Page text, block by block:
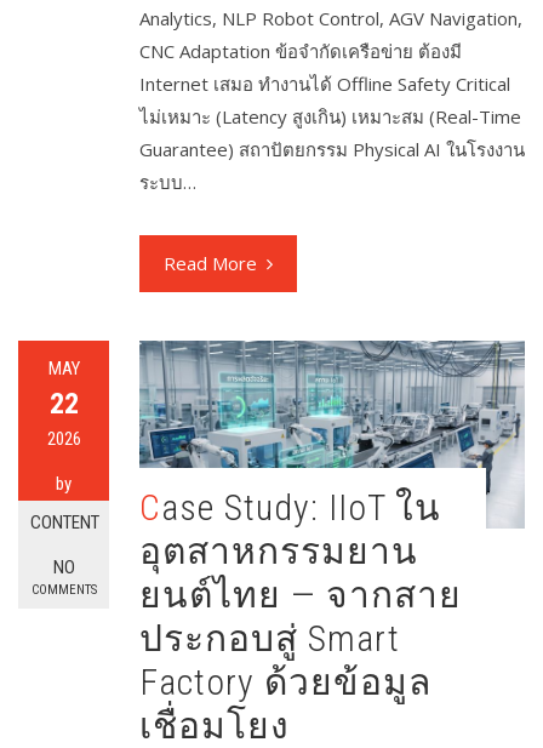
Analytics, NLP Robot Control, AGV Navigation,
CNC Adaptation ข้อจำกัดเครือข่าย ต้องมี
Internet เสมอ ทำงานได้ Offline Safety Critical
ไม่เหมาะ (Latency สูงเกิน) เหมาะสม (Real-Time
Guarantee) สถาปัตยกรรม Physical AI ในโรงงาน
ระบบ…
Read More
MAY
22
2026
by
CONTENT
NO
COMMENTS
Case Study: IIoT ใน
อุตสาหกรรมยาน
ยนต์ไทย — จากสาย
ประกอบสู่ Smart
Factory ด้วยข้อมูล
เชื่อมโยง